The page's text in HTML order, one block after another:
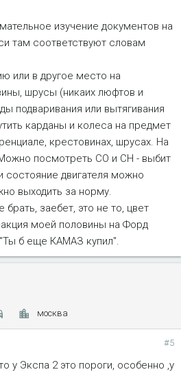
изучение документов на
там соответствуют словам
или в другое место на
шрусы (никаих люфтов и
подваривания или вытягивания
карданы и колеса на предмет
крестовинах, шрусах. На
посмотреть СО и СН - выбит
состояние двигателя можно
выходить за норму.
заебет, это не то, цвет
моей половины на Форд
б еще КАМАЗ купил".
москва
#5
у Экспа 2 это пороги, особенно ,у